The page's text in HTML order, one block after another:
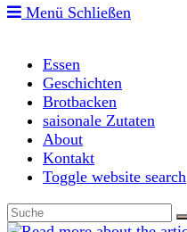
Menü Schließen
Essen
Geschichten
Brotbacken
saisonale Zutaten
About
Kontakt
Toggle website search